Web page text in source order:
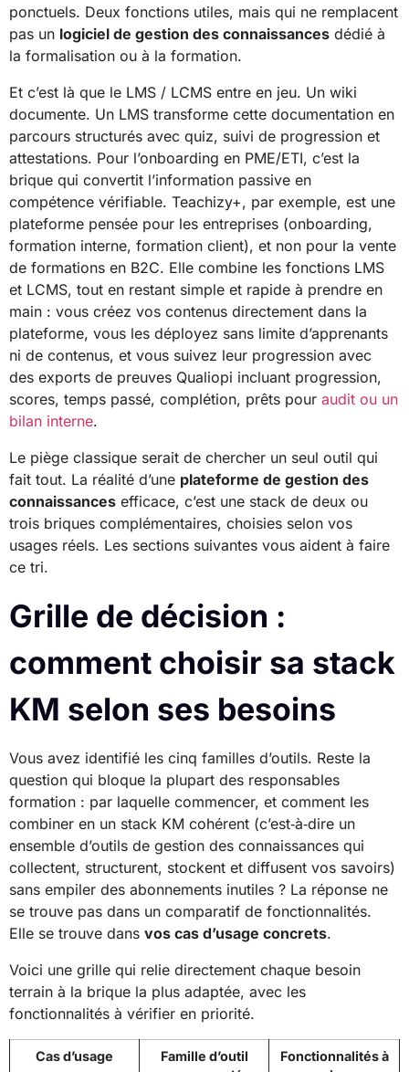
ponctuels. Deux fonctions utiles, mais qui ne remplacent
pas un logiciel de gestion des connaissances dédié à
la formalisation ou à la formation.
Et c’est là que le LMS / LCMS entre en jeu. Un wiki
documente. Un LMS transforme cette documentation en
parcours structurés avec quiz, suivi de progression et
attestations. Pour l’onboarding en PME/ETI, c’est la
brique qui convertit l’information passive en
compétence vérifiable. Teachizy+, par exemple, est une
plateforme pensée pour les entreprises (onboarding,
formation interne, formation client), et non pour la vente
de formations en B2C. Elle combine les fonctions LMS
et LCMS, tout en restant simple et rapide à prendre en
main : vous créez vos contenus directement dans la
plateforme, vous les déployez sans limite d’apprenants
ni de contenus, et vous suivez leur progression avec
des exports de preuves Qualiopi incluant progression,
scores, temps passé, complétion, prêts pour audit ou un
bilan interne.
Le piège classique serait de chercher un seul outil qui
fait tout. La réalité d’une plateforme de gestion des
connaissances efficace, c’est une stack de deux ou
trois briques complémentaires, choisies selon vos
usages réels. Les sections suivantes vous aident à faire
ce tri.
Grille de décision :
comment choisir sa stack
KM selon ses besoins
Vous avez identifié les cinq familles d’outils. Reste la
question qui bloque la plupart des responsables
formation : par laquelle commencer, et comment les
combiner en un stack KM cohérent (c’est‑à‑dire un
ensemble d’outils de gestion des connaissances qui
collectent, structurent, stockent et diffusent vos savoirs)
sans empiler des abonnements inutiles ? La réponse ne
se trouve pas dans un comparatif de fonctionnalités.
Elle se trouve dans vos cas d’usage concrets.
Voici une grille qui relie directement chaque besoin
terrain à la brique la plus adaptée, avec les
fonctionnalités à vérifier en priorité.
Cas d’usage
Famille d’outil
Fonctionnalités à